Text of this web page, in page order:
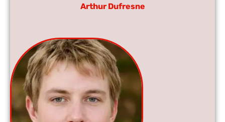
Arthur Dufresne